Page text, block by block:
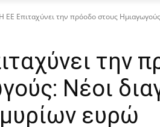
Η ΕΕ Επιταχύνει την πρόοδο στους
την
Νέοι
ευρώ